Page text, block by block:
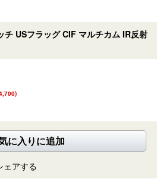
USフラッグ CIF マルチカム IR反射
に入りに追加
ェアする